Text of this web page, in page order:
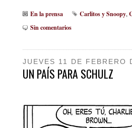
En la prensa Carlitos y Snoopy,
Sin comentarios
JUEVES 11 DE FEBRERO
UN PAÍS PARA SCHULZ